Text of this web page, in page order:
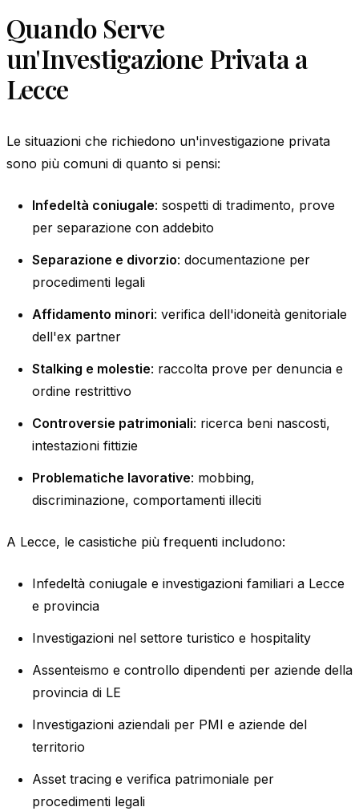
Quando Serve
un'Investigazione Privata a
Lecce
Le situazioni che richiedono un'investigazione privata
sono più comuni di quanto si pensi:
Infedeltà coniugale: sospetti di tradimento, prove
per separazione con addebito
Separazione e divorzio: documentazione per
procedimenti legali
Affidamento minori: verifica dell'idoneità genitoriale
dell'ex partner
Stalking e molestie: raccolta prove per denuncia e
ordine restrittivo
Controversie patrimoniali: ricerca beni nascosti,
intestazioni fittizie
Problematiche lavorative: mobbing,
discriminazione, comportamenti illeciti
A Lecce, le casistiche più frequenti includono:
Infedeltà coniugale e investigazioni familiari a Lecce
e provincia
Investigazioni nel settore turistico e hospitality
Assenteismo e controllo dipendenti per aziende della
provincia di LE
Investigazioni aziendali per PMI e aziende del
territorio
Asset tracing e verifica patrimoniale per
procedimenti legali